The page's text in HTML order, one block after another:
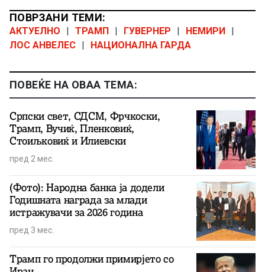
ПОВРЗАНИ ТЕМИ:
АКТУЕЛНО ТРАМП ГУВЕРНЕР НЕМИРИ
ЛОС АНВЕЛЕС
НАЦИОНАЛНА ГАРДА
ПОВЕЌЕ НА ОВАА ТЕМА:
Српски свет, СДСМ, Фрчкоски,
Трамп, Вучиќ, Пленковиќ,
Стоиљковиќ и Илиевски
пред 2 мес.
(Фото): Народна банка ја додели
Годишната награда за млади
истражувачи за 2026 година
пред 3 мес.
Трамп го продолжи примирјето со